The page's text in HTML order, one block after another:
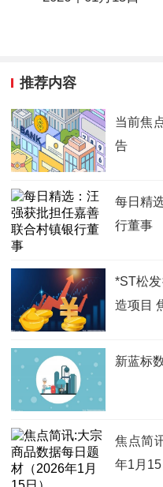
推荐内容
当前焦
告
每日精
行董事
*ST松
造项目
新蓝标
焦点简
年1月15